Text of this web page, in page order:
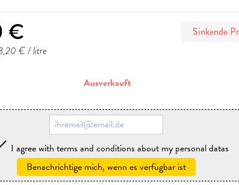
€ Sinkende
€ / litre
Ausverkauft
I agree with terms and conditions about my personal datas
Benachrichtige mich, wenn es verfügbar ist